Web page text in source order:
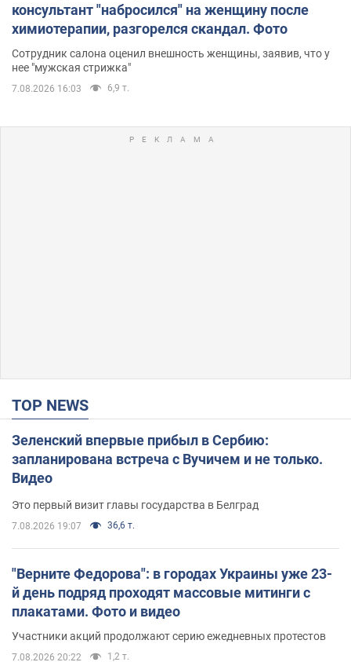
консультант "набросился" на женщину после
химиотерапии, разгорелся скандал. Фото
Сотрудник салона оценил внешность женщины, заявив, что у
нее "мужская стрижка"
7.08.2026 16:03 6,9 т.
TOP NEWS
Зеленский впервые прибыл в Сербию:
запланирована встреча с Вучичем и не только.
Видео
Это первый визит главы государства в Белград
7.08.2026 19:07 36,6 т.
"Верните Федорова": в городах Украины уже 23-
й день подряд проходят массовые митинги с
плакатами. Фото и видео
Участники акций продолжают серию ежедневных протестов
7.08.2026 20:22 1,2 т.